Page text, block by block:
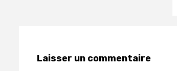
Laisser un commentaire